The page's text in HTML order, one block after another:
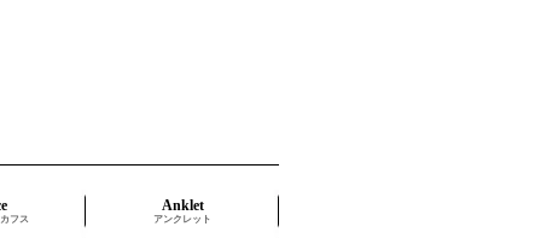
フス
Anklet
アンクレット